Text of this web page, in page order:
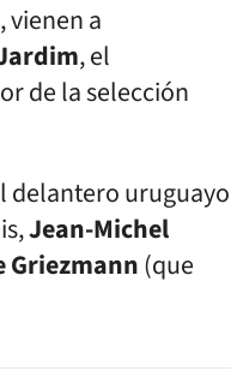
vienen a
, el
de la selección
delantero uruguayo
Jean-Michel
Griezmann(que